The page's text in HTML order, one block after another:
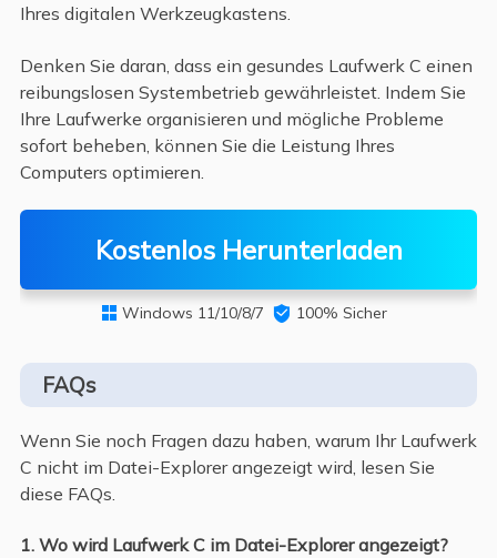
Ihres digitalen Werkzeugkastens.
Denken Sie daran, dass ein gesundes Laufwerk C einen
reibungslosen Systembetrieb gewährleistet. Indem Sie
Ihre Laufwerke organisieren und mögliche Probleme
sofort beheben, können Sie die Leistung Ihres
Computers optimieren.
Kostenlos Herunterladen
 Windows 11/10/8/7  100% Sicher
FAQs
Wenn Sie noch Fragen dazu haben, warum Ihr Laufwerk
C nicht im Datei-Explorer angezeigt wird, lesen Sie
diese FAQs.
1. Wo wird Laufwerk C im Datei-Explorer angezeigt?